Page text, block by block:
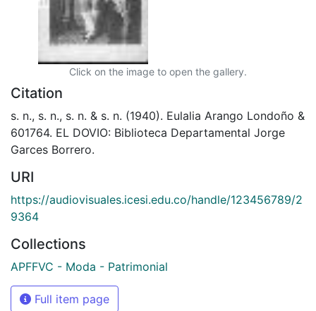
Click on the image to open the gallery.
Citation
s. n., s. n., s. n. & s. n. (1940). Eulalia Arango Londoño &
601764. EL DOVIO: Biblioteca Departamental Jorge
Garces Borrero.
URI
https://audiovisuales.icesi.edu.co/handle/123456789/2
9364
Collections
APFFVC - Moda - Patrimonial
Full item page